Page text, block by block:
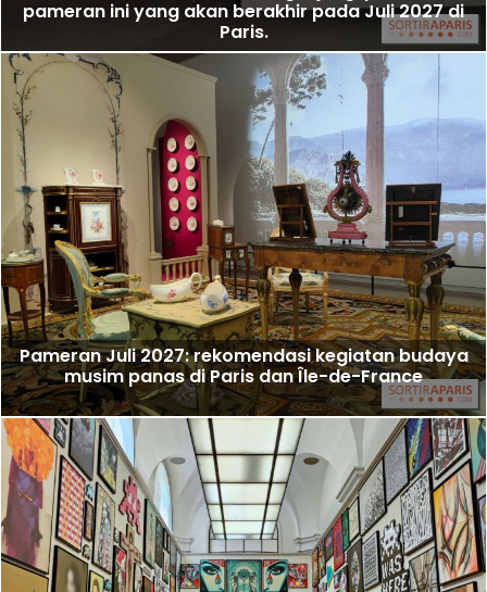
pameran ini yang akan berakhir pada Juli 2027 di
Paris.
Pameran Juli 2027: rekomendasi kegiatan budaya
musim panas di Paris dan Île-de-France